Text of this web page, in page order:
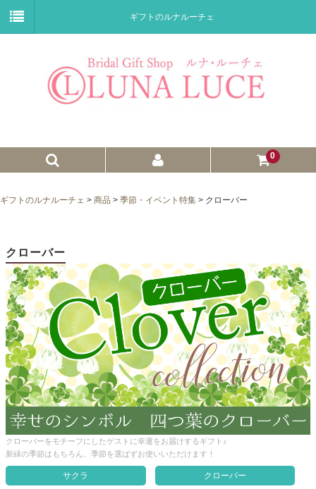
ギフトのルナルーチェ
0
ウェイトドール
子育て卒業証書
ウェルカムボード
クロックギフト
ペーパーアイテム
DIY用品
引菓子
引出物ギフト
カタログギフト
ギフトのルナルーチェ > 商品 > 季節・イベント特集 > クローバー
クローバー
クローバーをモチーフにしたゲストに幸運をお届けするギフト♪
新緑の季節はもちろん、季節を選ばずお使いいただけます！
サクラ クローバー